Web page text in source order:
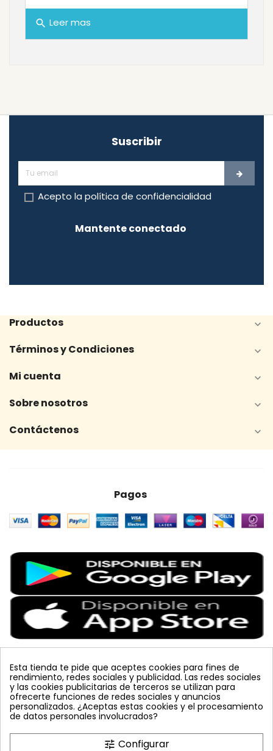
search Leer mas
Suscribir
Acepto la política de confidencialidad
Mantente conectado
Productos 
Términos y Condiciones 
Mi cuenta 
Sobre nosotros 
Contáctenos 
Pagos
Etiquetas Populares
colmena vacuna arbol planta
placa
bombus terrestris
mosquero feromona
mariquita
amarillo sin carnet
inyecciones tronco
trampa cromática JED
Esta tienda te pide que aceptes cookies para fines de
rendimiento, redes sociales y publicidad. Las redes sociales
y las cookies publicitarias de terceros se utilizan para
ofrecerte funciones de redes sociales y anuncios
personalizados. ¿Aceptas estas cookies y el procesamiento
de datos personales involucrados?
tune Configurar